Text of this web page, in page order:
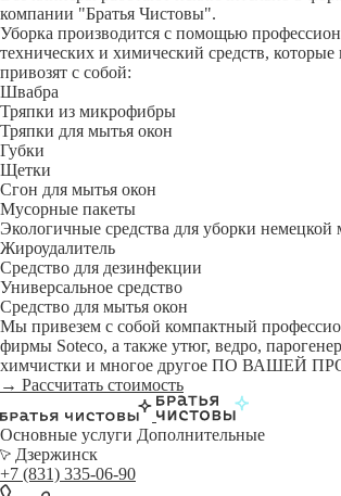
компании "Братья Чистовы".
Уборка производится с помощью
технических и химический средств,
привозят с собой:
Швабра
Тряпки из микрофибры
Тряпки для мытья окон
Губки
Щетки
Сгон для мытья окон
Мусорные пакеты
Экологичные средства для уборки немецкой
Жироудалитель
Средство для дезинфекции
Универсальное средство
Средство для мытья окон
Мы привезем с собой компактный
фирмы Soteco, а также утюг, ведро,
химчистки и многое другое ПО ВАШЕЙ
→ Рассчитать стоимость
Основные услуги Дополнительные
Дзержинск
+7 (831) 335-06-90